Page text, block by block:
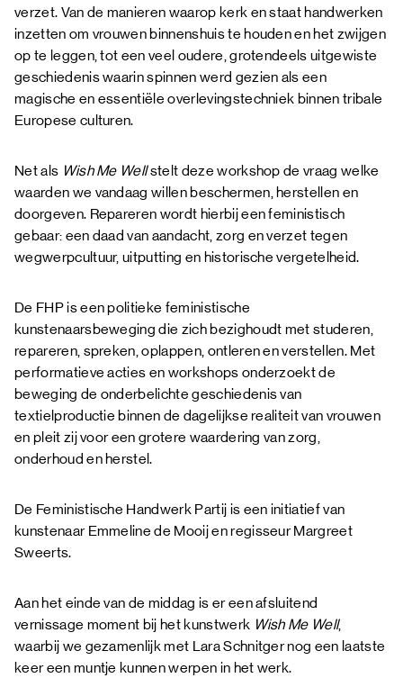
verzet. Van de manieren waarop kerk en staat handwerken
inzetten om vrouwen binnenshuis te houden en het zwijgen
op te leggen, tot een veel oudere, grotendeels uitgewiste
geschiedenis waarin spinnen werd gezien als een
magische en essentiële overlevingstechniek binnen tribale
Europese culturen.
Net als Wish Me Wellstelt deze workshop de vraag welke
waarden we vandaag willen beschermen, herstellen en
doorgeven. Repareren wordt hierbij een feministisch
gebaar: een daad van aandacht, zorg en verzet tegen
wegwerpcultuur, uitputting en historische vergetelheid.
De FHP is een politieke feministische
kunstenaarsbeweging die zich bezighoudt met studeren,
repareren, spreken, oplappen, ontleren en verstellen. Met
performatieve acties en workshops onderzoekt de
beweging de onderbelichte geschiedenis van
textielproductie binnen de dagelijkse realiteit van vrouwen
en pleit zij voor een grotere waardering van zorg,
onderhoud en herstel.
De Feministische Handwerk Partij is een initiatief van
kunstenaar Emmeline de Mooij en regisseur Margreet
Sweerts.
Aan het einde van de middag is er een afsluitend
vernissage moment bij het kunstwerk Wish Me Well,
waarbij we gezamenlijk met Lara Schnitger nog een laatste
keer een muntje kunnen werpen in het werk.